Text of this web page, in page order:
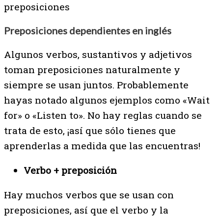
preposiciones
Preposiciones dependientes en inglés
Algunos verbos, sustantivos y adjetivos
toman preposiciones naturalmente y
siempre se usan juntos. Probablemente
hayas notado algunos ejemplos como «Wait
for» o «Listen to». No hay reglas cuando se
trata de esto, ¡así que sólo tienes que
aprenderlas a medida que las encuentras!
Verbo + preposición
Hay muchos verbos que se usan con
preposiciones, así que el verbo y la